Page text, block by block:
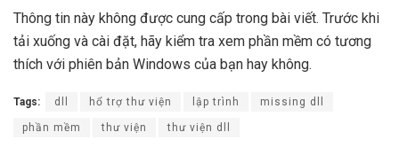
Thông tin này không được cung cấp trong bài viết. Trước khi
tải xuống và cài đặt, hãy kiểm tra xem phần mềm có tương
thích với phiên bản Windows của bạn hay không.
Tags: dll hổ trợ thư viện lập trình missing dll
phần mềm thư viện thư viện dll